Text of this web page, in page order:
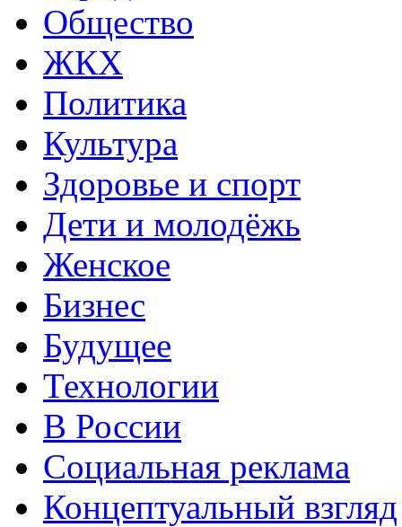
Общество
ЖКХ
Политика
Культура
Здоровье и спорт
Дети и молодёжь
Женское
Бизнес
Будущее
Технологии
В России
Социальная реклама
Концептуальный взгляд